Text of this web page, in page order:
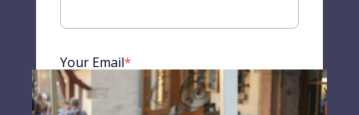
Your Email*